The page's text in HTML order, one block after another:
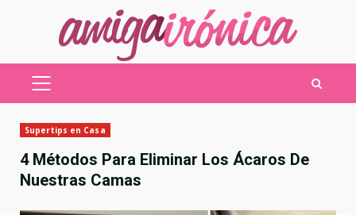
MENÚ
Supertips en Casa
4 Métodos Para Eliminar Los Ácaros De
Nuestras Camas